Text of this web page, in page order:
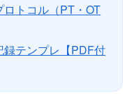
トコル（PT・OT
テンプレ【PDF付